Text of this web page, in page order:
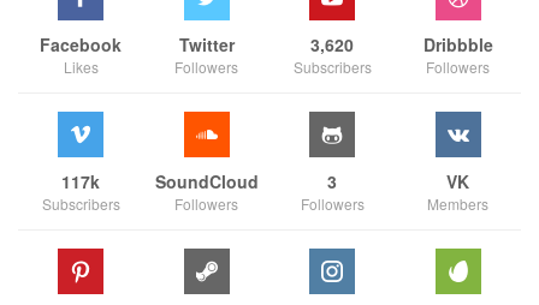
Facebook
Likes
Twitter
Followers
3,620
Subscribers
Dribbble
Followers
117k
Subscribers
SoundCloud
Followers
3
Followers
VK
Members